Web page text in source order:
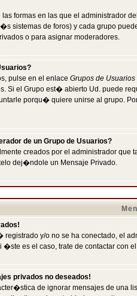
formas en las que el administrador
sistemas de foros) y cada grupo
o para asignar moderadores.
pulse en el enlace Grupos de Usuarios
Si el Grupo est� abierto Ud. puede
porqu� quiere unirse al grupo.
de un Grupo de Usuarios?
creados por el administrador
dej�ndole un Mensaje Privado.
registrado y/o no se ha conectado, el
es el caso, trate de contactar con
privados no deseados!
de ignorar mensajes de una